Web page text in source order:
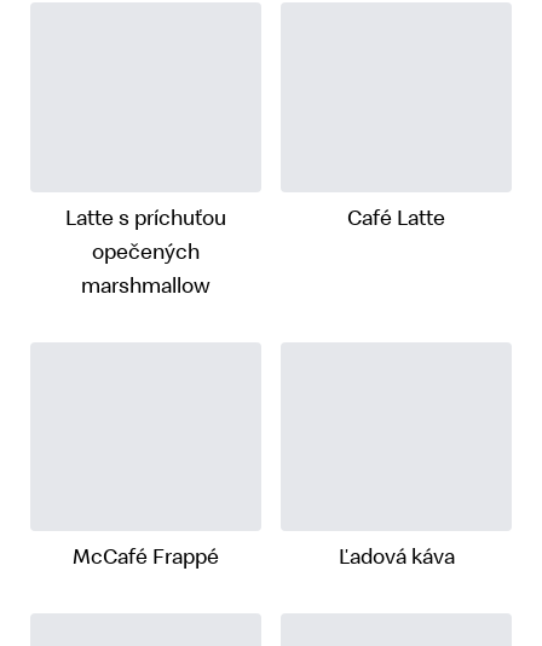
Latte s príchuťou
opečených
marshmallow
Café Latte
McCafé Frappé Ľadová káva